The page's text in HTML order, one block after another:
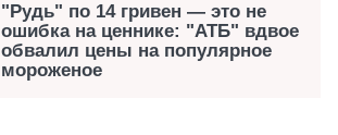
"Рудь" по 14 гривен — это не
ошибка на ценнике: "АТБ" вдвое
обвалил цены на популярное
мороженое